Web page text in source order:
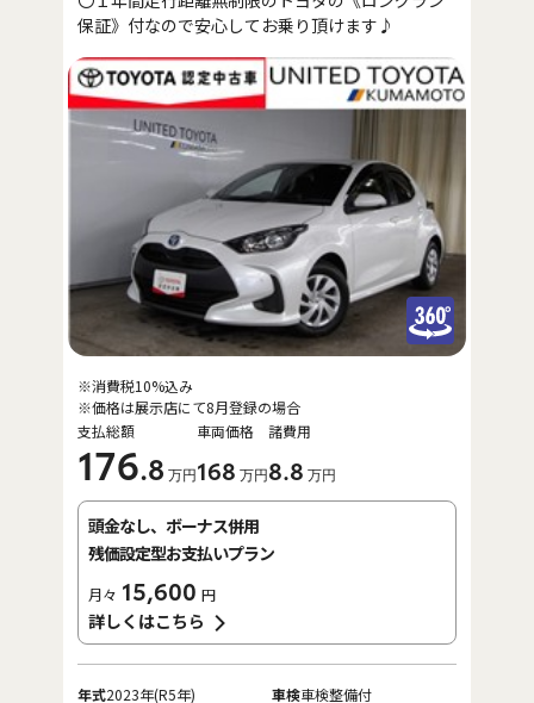
保証》付なので安心してお乗り頂けます♪
支払総額
176.8 万円
車両価格
168 万円
諸費用
8.8 万円
※消費税10%込み
※価格は展示店にて8月登録の場合
頭金なし、ボーナス併用
残価設定型お支払いプラン
月々 15,600 円
詳しくはこちら
年式2023年(R5年) 車検車検整備付